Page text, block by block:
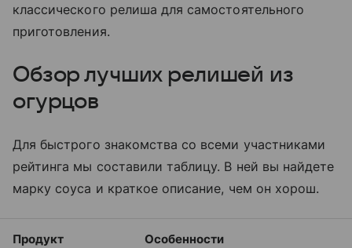
классического релиша для самостоятельного
приготовления.
Обзор лучших релишей из
огурцов
Для быстрого знакомства со всеми участниками
рейтинга мы составили таблицу. В ней вы найдете
марку соуса и краткое описание, чем он хорош.
Продукт Особенности